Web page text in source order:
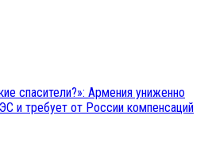
спасители?»: Армения униженно
и требует от России компенсаций